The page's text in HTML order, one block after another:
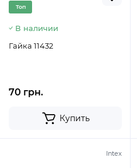
Топ
В наличии
Гайка 11432
70 грн.
Купить
Intex